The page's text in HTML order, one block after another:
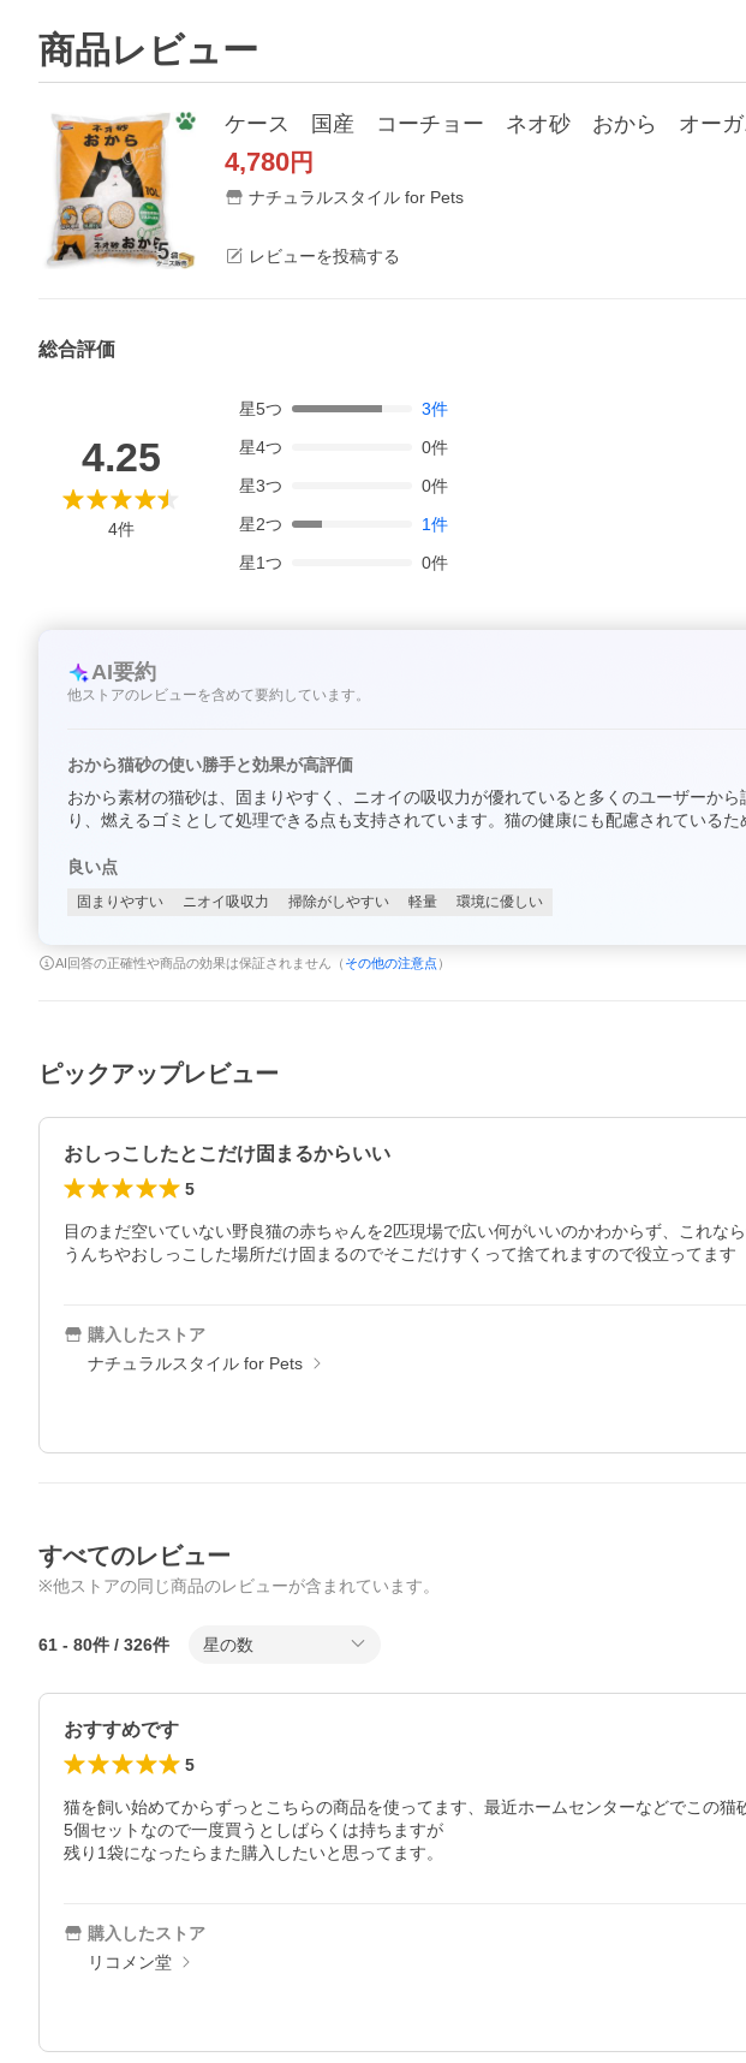
商品レビュー
4,780円
ナチュラルスタイル for Pets
レビューを投稿する
総合評価
4.25
4件
星5つ 3件
星4つ 0件
星3つ 0件
星2つ 1件
星1つ 0件
AI要約
他ストアのレビューを含めて要約しています。
おから猫砂の使い勝手と効果が高評価
おから素材の猫砂は、固まりやすく、ニオイの吸収力が優れていると多くのユーザーか
り、燃えるゴミとして処理できる点も支持されています。猫の健康にも配慮されているた
良い点
固まりやすい ニオイ吸収力 掃除がしやすい 軽量 環境に優しい
AI回答の正確性や商品の効果は保証されません（ その他の注意点 ）
ピックアップレビュー
おしっこしたとこだけ固まるからいい
5
目のまだ空いていない野良猫の赤ちゃんを2匹現場で広い何がいいのかわからず、これ
購入したストア
ナチュラルスタイル for Pets
すべてのレビュー
※他ストアの同じ商品のレビューが含まれています。
61 - 80件 / 326件 星の数
おすすめです
5
猫を飼い始めてからずっとこちらの商品を使ってます、最近ホームセンターなどでこの猫
5個セットなので一度買うとしばらくは持ちますが
残り1袋になったらまた購入したいと思ってます。
購入したストア
リコメン堂